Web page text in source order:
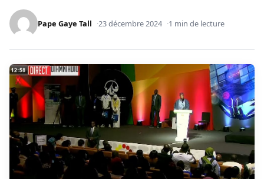
Pape Gaye Tall 23 décembre 2024 1 min de lecture